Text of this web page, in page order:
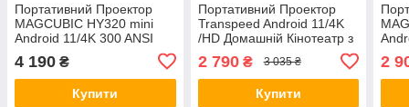
Портативний Проектор
MAGCUBIC HY320 mini
Android 11/4K 300 ANSI
Домашній Кінотеатр Black
4 190 ₴
Купити
Портативний Проектор
Transpeed Android 11/4K
/HD Домашній Кінотеатр з
2 790₴ 3 035 ₴
Купити
2